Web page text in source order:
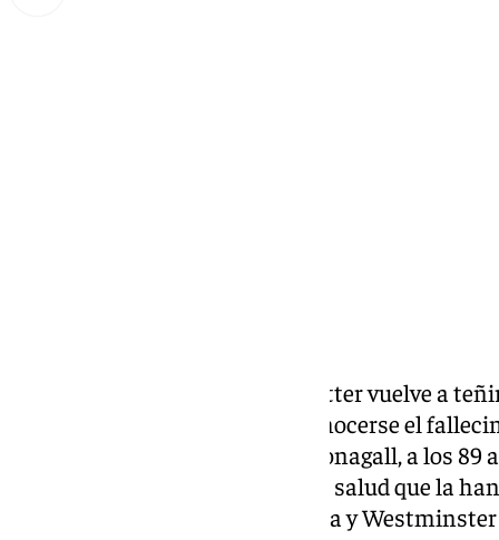
El universo mágico de Harry Potter vuelve a
varitas mágicas al cielo tras conocerse el
Smith, la eterna profesora Mcgonagall, a los 89
complicaciones en su estado de salud que la
ingresada en el Hospital Chelsea y